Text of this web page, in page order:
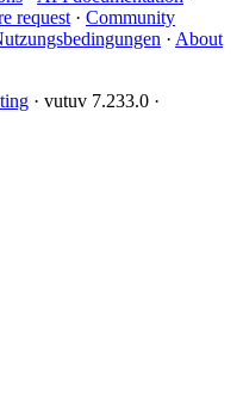
request · Community
· About
· vutuv 7.233.0 ·